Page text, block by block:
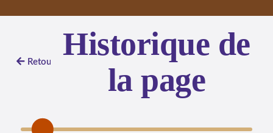
Retour
Historique de
la page